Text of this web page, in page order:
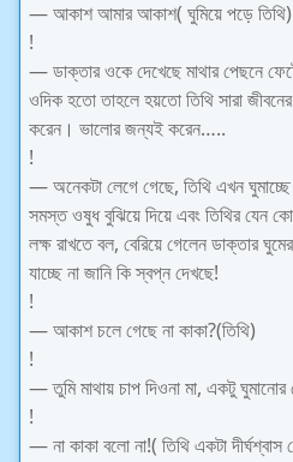
— আকাশ আমার আকাশ( ঘুমিয়ে পড়ে তিথি)
!
— ডাক্তার ওকে দেখেছে মাথার পেছনে
ওদিক হতো তাহলে হয়তো তিথি সারা
করেন। ভালোর জন্যই করেন…..
!
— অনেকটা লেগে গেছে, তিথি এখন ঘুমাচ্ছে
সমস্ত ওষুধ বুঝিয়ে দিয়ে এবং তিথির যেন
লক্ষ রাখতে বল, বেরিয়ে গেলেন ডাক্তার
যাচ্ছে না জানি কি স্বপ্ন দেখছে!
!
— আকাশ চলে গেছে না কাকা?(তিথি)
!
— তুমি মাথায় চাপ দিওনা মা, একটু ঘুমানোর
!
— না কাকা বলো না!( তিথি একটা